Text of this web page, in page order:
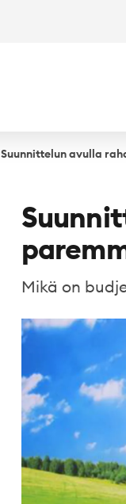
Suunnittelun avulla
Mikä on